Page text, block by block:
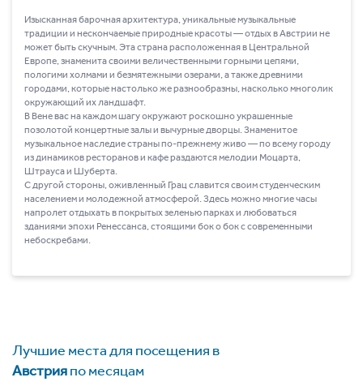
Изысканная барочная архитектура, уникальные музыкальные
традиции и нескончаемые природные красоты ― отдых в Австрии не
может быть скучным. Эта страна расположенная в Центральной
Европе, знаменита своими величественными горными цепями,
пологими холмами и безмятежными озерами, а также древними
городами, которые настолько же разнообразны, насколько многолик
окружающий их ландшафт.
В Вене вас на каждом шагу окружают роскошно украшенные
позолотой концертные залы и вычурные дворцы. Знаменитое
музыкальное наследие страны по-прежнему живо ― по всему городу
из динамиков ресторанов и кафе раздаются мелодии Моцарта,
Штрауса и Шуберта.
С другой стороны, оживленный Грац славится своим студенческим
населением и молодежной атмосферой. Здесь можно многие часы
напролет отдыхать в покрытых зеленью парках и любоваться
зданиями эпохи Ренессанса, стоящими бок о бок с современными
небоскребами.
Лучшие места для посещения в
Австрияпо месяцам